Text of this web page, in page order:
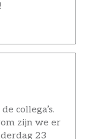
collega’s.
zijn we er
23